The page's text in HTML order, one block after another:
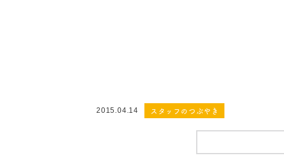
2015.04.14 スタッフのつぶやき